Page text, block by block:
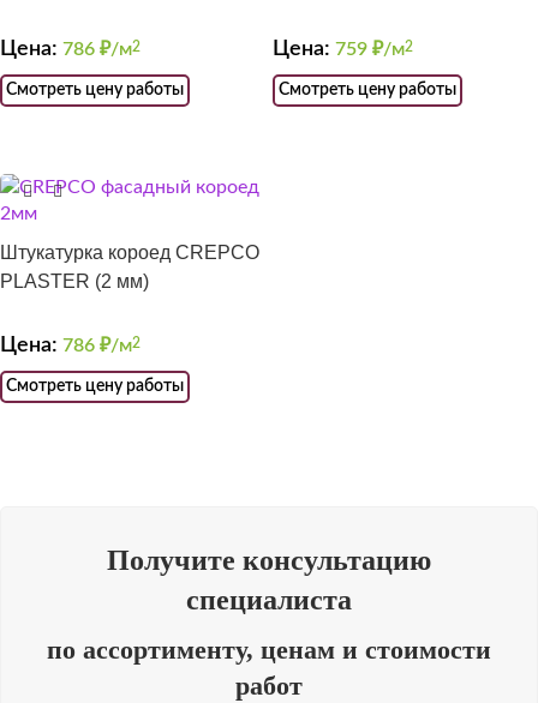
Цена: 786 ₽/м2
Смотреть цену работы
Цена: 759 ₽/м2
Смотреть цену работы
Штукатурка короед CREPCO
PLASTER (2 мм)
Цена: 786 ₽/м2
Смотреть цену работы
Получите консультацию
специалиста
по ассортименту, ценам и стоимости
работ